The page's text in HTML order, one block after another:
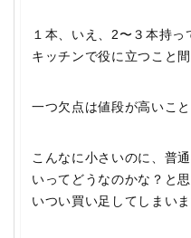
１本、いえ、2〜３本持
キッチンで役に立つこと
一つ欠点は値段が高いこと
こんなに小さいのに、普
いってどうなのかな？と
いつい買い足してしまいま